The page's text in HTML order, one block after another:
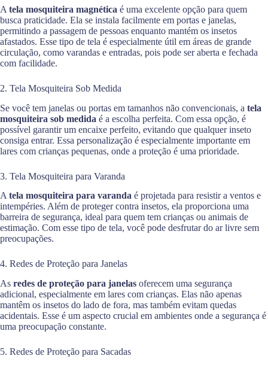
A tela mosquiteira magnética é uma excelente opção para quem
busca praticidade. Ela se instala facilmente em portas e janelas,
permitindo a passagem de pessoas enquanto mantém os insetos
afastados. Esse tipo de tela é especialmente útil em áreas de grande
circulação, como varandas e entradas, pois pode ser aberta e fechada
com facilidade.
2. Tela Mosquiteira Sob Medida
Se você tem janelas ou portas em tamanhos não convencionais, a tela
mosquiteira sob medida é a escolha perfeita. Com essa opção, é
possível garantir um encaixe perfeito, evitando que qualquer inseto
consiga entrar. Essa personalização é especialmente importante em
lares com crianças pequenas, onde a proteção é uma prioridade.
3. Tela Mosquiteira para Varanda
A tela mosquiteira para varanda é projetada para resistir a ventos e
intempéries. Além de proteger contra insetos, ela proporciona uma
barreira de segurança, ideal para quem tem crianças ou animais de
estimação. Com esse tipo de tela, você pode desfrutar do ar livre sem
preocupações.
4. Redes de Proteção para Janelas
As redes de proteção para janelas oferecem uma segurança
adicional, especialmente em lares com crianças. Elas não apenas
mantêm os insetos do lado de fora, mas também evitam quedas
acidentais. Esse é um aspecto crucial em ambientes onde a segurança é
uma preocupação constante.
5. Redes de Proteção para Sacadas